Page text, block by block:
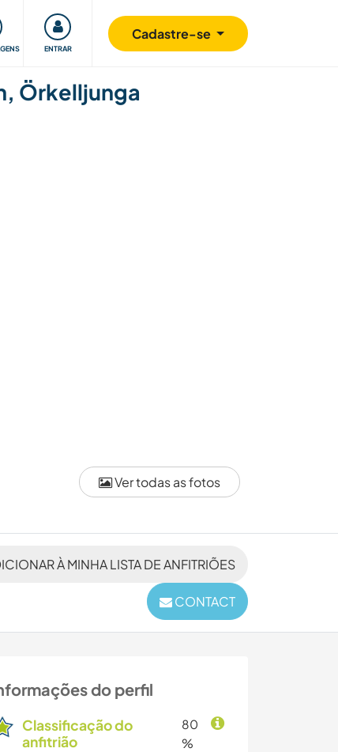
ENTRAR
Cadastre-se
Retribuindo Segurança
Ver todas as fotos
Örkelljunga
À MINHA LISTA DE ANFITRIÕES
CONTACT
do perfil
Classificação do
anfitrião
80
%